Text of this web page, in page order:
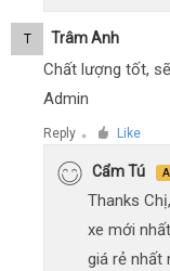
T Trâm Anh
Chất lượng tốt,
Admin
Reply ● Like
Cẩm Tú
Thanks
xe mới
giá rẻ nhất